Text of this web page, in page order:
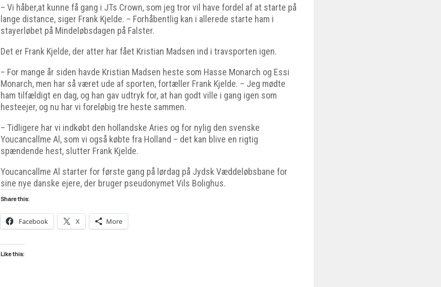
– Vi håber,at kunne få gang i JTs Crown, som jeg tror vil have fordel af at starte på
lange distance, siger Frank Kjelde. – Forhåbentlig kan i allerede starte ham i
stayerløbet på Mindeløbsdagen på Falster.
Det er Frank Kjelde, der atter har fået Kristian Madsen ind i travsporten igen.
– For mange år siden havde Kristian Madsen heste som Hasse Monarch og Essi
Monarch, men har så været ude af sporten, fortæller Frank Kjelde. – Jeg mødte
ham tilfældigt en dag, og han gav udtryk for, at han godt ville i gang igen som
hesteejer, og nu har vi foreløbig tre heste sammen.
– Tidligere har vi indkøbt den hollandske Aries og for nylig den svenske
Youcancallme Al, som vi også købte fra Holland – det kan blive en rigtig
spændende hest, slutter Frank Kjelde.
Youcancallme Al starter for første gang på lørdag på Jydsk Væddeløbsbane for
sine nye danske ejere, der bruger pseudonymet Vils Bolighus.
Share this:
Facebook X More
Like this: